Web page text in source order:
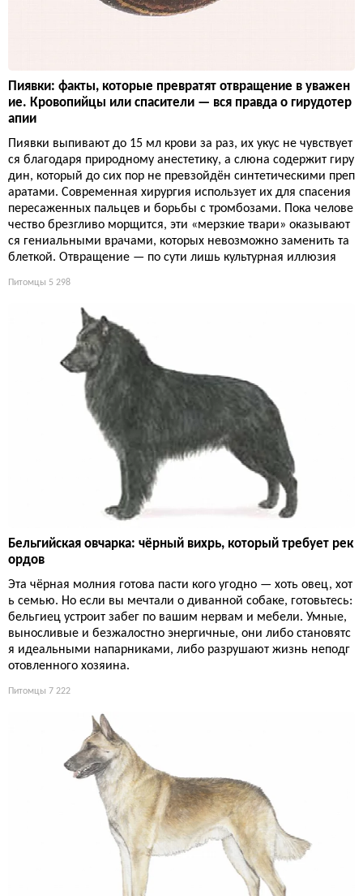
Пиявки: факты, которые превратят отвращение в уважен
ие. Кровопийцы или спасители — вся правда о гирудотер
апии
Пиявки выпивают до 15 мл крови за раз, их укус не чувствует
ся благодаря природному анестетику, а слюна содержит гиру
дин, который до сих пор не превзойдён синтетическими преп
аратами. Современная хирургия использует их для спасения
пересаженных пальцев и борьбы с тромбозами. Пока челове
чество брезгливо морщится, эти «мерзкие твари» оказывают
ся гениальными врачами, которых невозможно заменить та
блеткой. Отвращение — по сути лишь культурная иллюзия
Питомцы 5 298
Бельгийская овчарка: чёрный вихрь, который требует рек
ордов
Эта чёрная молния готова пасти кого угодно — хоть овец, хот
ь семью. Но если вы мечтали о диванной собаке, готовьтесь:
бельгиец устроит забег по вашим нервам и мебели. Умные,
выносливые и безжалостно энергичные, они либо становятс
я идеальными напарниками, либо разрушают жизнь неподг
отовленного хозяина.
Питомцы 7 222